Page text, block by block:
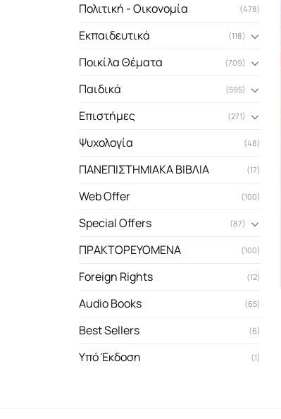
Πολιτική - Οικονομία (478)
Εκπαιδευτικά (118)
Ποικίλα Θέματα (709)
Παιδικά (595)
Επιστήμες (271)
Ψυχολογία (48)
ΠΑΝΕΠΙΣΤΗΜΙΑΚΑ ΒΙΒΛΙΑ (17)
Web Offer (100)
Special Offers (87)
ΠΡΑΚΤΟΡΕΥΟΜΕΝΑ (100)
Foreign Rights (12)
Audio Books (65)
Best Sellers (6)
Υπό Έκδοση (1)